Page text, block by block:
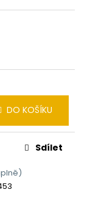
DO KOŠÍKU
Sdílet